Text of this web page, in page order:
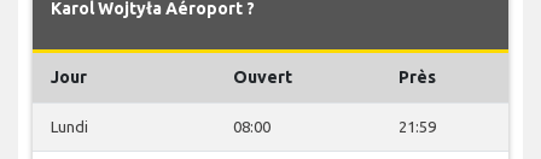
Karol Wojtyła Aéroport ?
Jour Ouvert Près
Lundi 08:00 21:59